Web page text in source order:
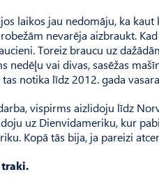
laikos jau nedomāju, ka
nevarēja aizbraukt.
Toreiz braucu uz
nedēļu vai divas, sasēžas
tas notika līdz 2012. gada
vispirms aizlidoju līdz
uz Dienvidameriku, kur
Kopā tās bija, ja pareizi
traki.